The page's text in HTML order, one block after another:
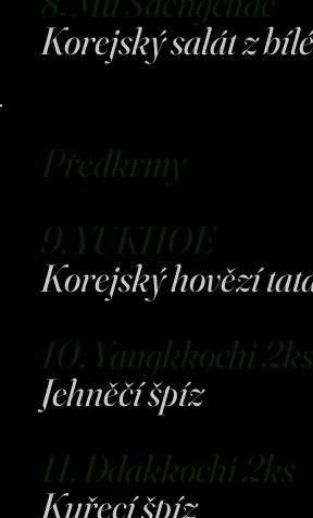
Korejský salát z
Předkrmy
9. YUKHOE
Korejský hovězí
10. Yangkkochi 2ks
Jehněčí špíz
11. Ddakkochi 2ks
Kuřecí špíz